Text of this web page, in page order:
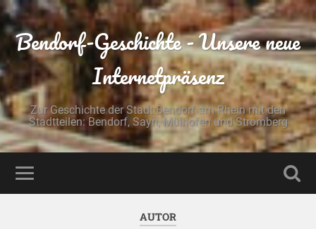
Bendorf-Geschichte - Unsere neue
Internetpräsenz
Zur Geschichte der Stadt Bendorf am Rhein mit den
Stadtteilen: Bendorf, Sayn, Mülhofen und Stromberg
AUTOR